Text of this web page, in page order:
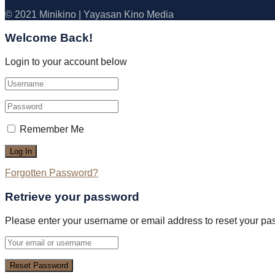
© 2021 Minikino | Yayasan Kino Media
Welcome Back!
Login to your account below
Remember Me
Forgotten Password?
Retrieve your password
Please enter your username or email address to reset your